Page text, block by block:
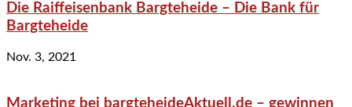
Die Raiffeisenbank Bargteheide – Die Bank für
Bargteheide
Nov. 3, 2021
Marketing bei bargteheideAktuell.de – gewinnen